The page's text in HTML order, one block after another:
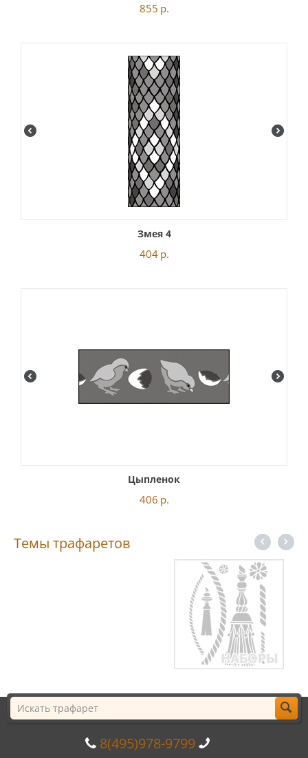
855 р.
Змея 4
404 р.
Цыпленок
406 р.
Темы трафаретов
8(495)978-9799